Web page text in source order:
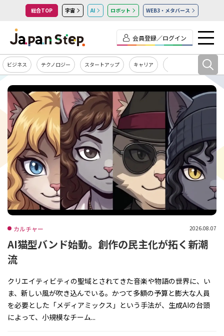
総合TOP 宇宙 AI ロボット WEB3・メタバース
会員登録／ログイン
ビジネス テクノロジー スタートアップ キャリア
カルチャー 2026.08.07
AI猫型バンド始動。創作の民主化が拓く新潮
流
クリエイティビティの聖域とされてきた音楽や物語の世界に、い
ま、新しい風が吹き込んでいる。かつて多額の予算と膨大な人員
を必要とした「メディアミックス」という手法が、生成AIの台頭
によって、小規模なチーム...